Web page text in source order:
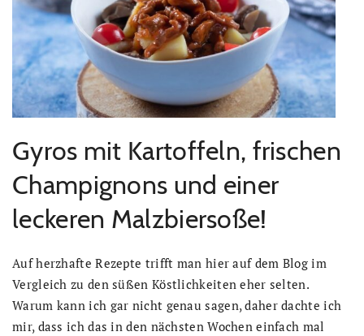
Gyros mit Kartoffeln, frischen
Champignons und einer
leckeren Malzbiersoße!
Auf herzhafte Rezepte trifft man hier auf dem Blog im
Vergleich zu den süßen Köstlichkeiten eher selten.
Warum kann ich gar nicht genau sagen, daher dachte ich
mir, dass ich das in den nächsten Wochen einfach mal